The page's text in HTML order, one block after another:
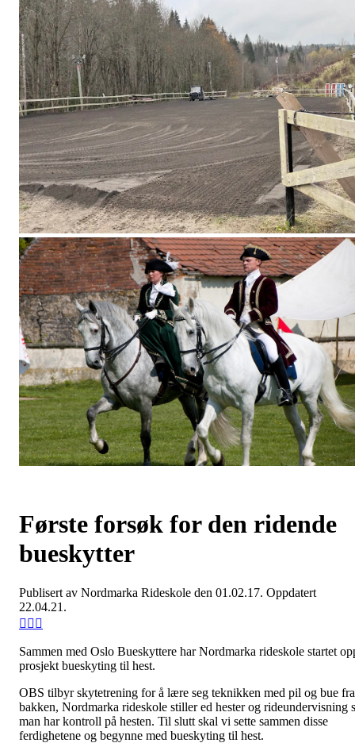
Første forsøk for den ridende
bueskytter
Publisert av Nordmarka Rideskole den 01.02.17. Oppdatert
22.04.21.
Sammen med Oslo Bueskyttere har Nordmarka rideskole startet
prosjekt bueskyting til hest.
OBS tilbyr skytetrening for å lære seg teknikken med pil og bue fra
bakken, Nordmarka rideskole stiller ed hester og rideundervisning
man har kontroll på hesten. Til slutt skal vi sette sammen disse
ferdighetene og begynne med bueskyting til hest.